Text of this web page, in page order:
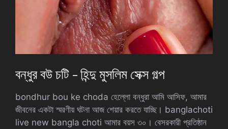
বন্ধুর বউ চটি – হিন্দু মুসলিম সেক্স গল্প
bondhur bou ke choda হেল্লো বন্ধুরা আমি আসিফ, আমার
জীবনের একটা স্মরণীয় ঘটনা আজ শেয়ার করতে যাচ্ছি। banglachoti
live new bangla choti আমার বয়স ৩০। বেসরকারী প্রতিষ্ঠান